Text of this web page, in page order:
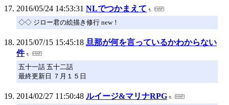
2016/05/24 14:53:31 NLでつかまえて
◇◇ ジロー君の絵描き修行 new！
2015/07/15 15:45:18 旦那が何を言っているかわからない
件
五十一話 五十二話
最終更新日 ７月１５日
2014/02/27 11:50:48 ルイージ&マリナRPG